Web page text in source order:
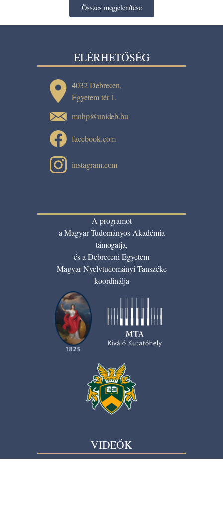
Összes megjelenítése
ELÉRHETŐSÉG
4032 Debrecen,
Egyetem tér 1.
mnhp@unideb.hu
facebook.com
instagram.com
A programot
a Magyar Tudományos Akadémia
támogatja,
és a Debreceni Egyetem
Magyar Nyelvtudományi Tanszéke
koordinálja
VIDEÓK